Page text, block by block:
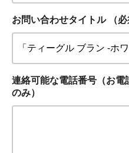
お問い合わせタイトル （必
連絡可能な電話番号（お
のみ）